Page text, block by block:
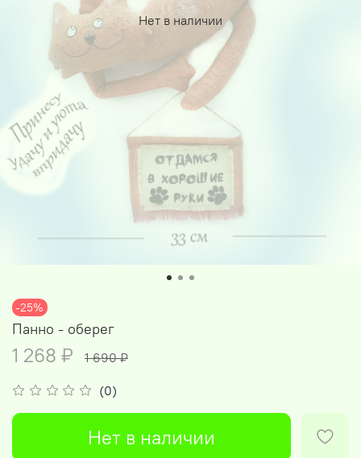
Нет в наличии
-25%
(0)
Панно - оберег
1 268 ₽ 1 690 ₽
Нет в наличии